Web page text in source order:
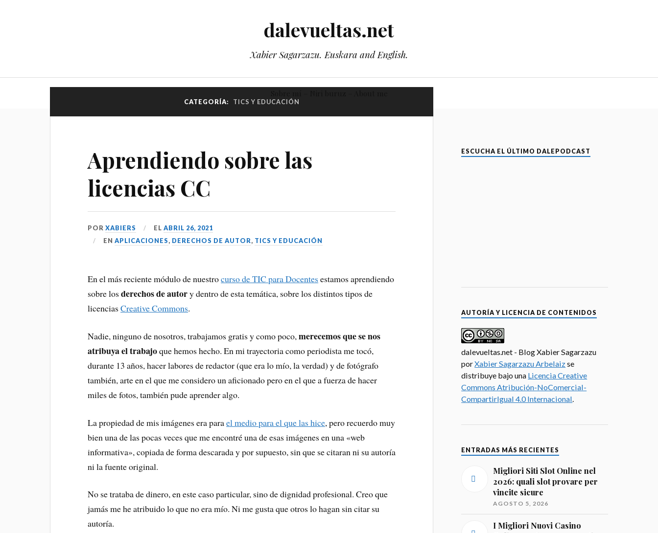
dalevueltas.net
Xabier Sagarzazu. Euskara and English.
CATEGORÍA: TICS Y EDUCACIÓN
Aprendiendo sobre las
licencias CC
PORXABIERS ELABRIL 26, 2021
ENAPLICACIONES, DERECHOS DE AUTOR, TICS Y EDUCACIÓN
En el más reciente módulo de nuestrocurso de TIC para Docentes estamos aprendiendo
sobre losderechos de autory dentro de esta temática, sobre los distintos tipos de
licenciasCreative Commons.
Nadie, ninguno de nosotros, trabajamos gratis y como poco, merecemos que se nos
atribuya el trabajoque hemos hecho. En mi trayectoria como periodista me tocó,
durante 13 años, hacer labores de redactor (que era lo mío, la verdad) y de fotógrafo
también, arte en el que me considero un aficionado pero en el que a fuerza de hacer
miles de fotos, también pude aprender algo.
La propiedad de mis imágenes era parael medio para el que las hice, pero recuerdo muy
bien una de las pocas veces que me encontré una de esas imágenes en una «web
informativa», copiada de forma descarada y por supuesto, sin que se citaran ni su autoría
ni la fuente original.
No se trataba de dinero, en este caso particular, sino de dignidad profesional. Creo que
jamás me he atribuido lo que no era mío. Ni me gusta que otros lo hagan sin citar su
autoría.
ESCUCHA EL ÚLTIMO DALEPODCAST
AUTORÍA Y LICENCIA DE CONTENIDOS
dalevueltas.net - Blog Xabier Sagarzazu
porXabier Sagarzazu Arbelaizse
distribuye bajo una Licencia Creative
Commons Atribución-NoComercial-
CompartirIgual 4.0 Internacional.
ENTRADAS MÁS RECIENTES
Migliori Siti Slot Online nel
2026: quali slot provare per
vincite sicure
AGOSTO 5, 2026
I Migliori Nuovi Casino